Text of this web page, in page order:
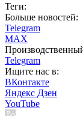
Теги:
Больше новостей:
Telegram
MAX
Telegram
Ищите нас в:
ВКонтакте
Яндекс Дзен
YouTube